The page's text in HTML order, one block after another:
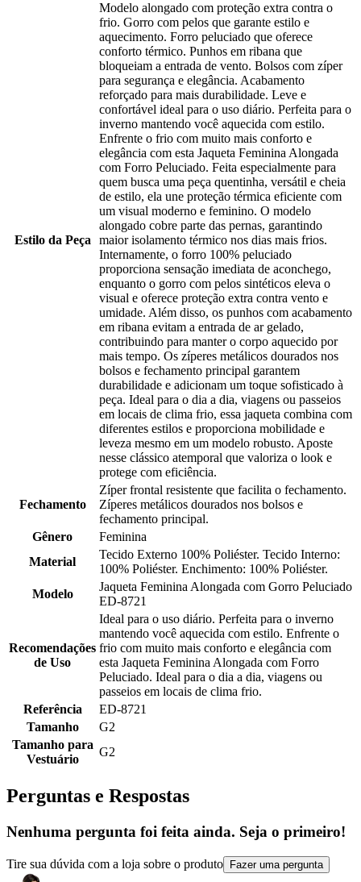
Estilo da Peça
Modelo alongado com proteção extra contra o
frio. Gorro com pelos que garante estilo e
aquecimento. Forro peluciado que oferece
conforto térmico. Punhos em ribana que
bloqueiam a entrada de vento. Bolsos com zíper
para segurança e elegância. Acabamento
reforçado para mais durabilidade. Leve e
confortável ideal para o uso diário. Perfeita para o
inverno mantendo você aquecida com estilo.
Enfrente o frio com muito mais conforto e
elegância com esta Jaqueta Feminina Alongada
com Forro Peluciado. Feita especialmente para
quem busca uma peça quentinha, versátil e cheia
de estilo, ela une proteção térmica eficiente com
um visual moderno e feminino. O modelo
alongado cobre parte das pernas, garantindo
maior isolamento térmico nos dias mais frios.
Internamente, o forro 100% peluciado
proporciona sensação imediata de aconchego,
enquanto o gorro com pelos sintéticos eleva o
visual e oferece proteção extra contra vento e
umidade. Além disso, os punhos com acabamento
em ribana evitam a entrada de ar gelado,
contribuindo para manter o corpo aquecido por
mais tempo. Os zíperes metálicos dourados nos
bolsos e fechamento principal garantem
durabilidade e adicionam um toque sofisticado à
peça. Ideal para o dia a dia, viagens ou passeios
em locais de clima frio, essa jaqueta combina com
diferentes estilos e proporciona mobilidade e
leveza mesmo em um modelo robusto. Aposte
nesse clássico atemporal que valoriza o look e
protege com eficiência.
Fechamento
Zíper frontal resistente que facilita o fechamento.
Zíperes metálicos dourados nos bolsos e
fechamento principal.
Gênero
Feminina
Material
Tecido Externo 100% Poliéster. Tecido Interno:
100% Poliéster. Enchimento: 100% Poliéster.
Modelo
Jaqueta Feminina Alongada com Gorro Peluciado
ED-8721
Recomendações
de Uso
Ideal para o uso diário. Perfeita para o inverno
mantendo você aquecida com estilo. Enfrente o
frio com muito mais conforto e elegância com
esta Jaqueta Feminina Alongada com Forro
Peluciado. Ideal para o dia a dia, viagens ou
passeios em locais de clima frio.
Referência
ED-8721
Tamanho
G2
Tamanho para
Vestuário
G2
Perguntas e Respostas
Nenhuma pergunta foi feita ainda. Seja o primeiro!
Tire sua dúvida com a loja sobre o produto Fazer uma pergunta